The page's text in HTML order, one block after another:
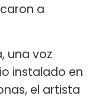
a
una voz
instalado en
el artista